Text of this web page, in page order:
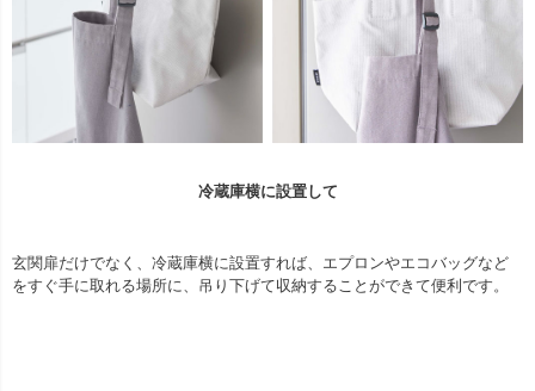
冷蔵庫横に設置して
玄関扉だけでなく、冷蔵庫横に設置すれば、エプロンやエコバッグなど
をすぐ手に取れる場所に、吊り下げて収納することができて便利です。